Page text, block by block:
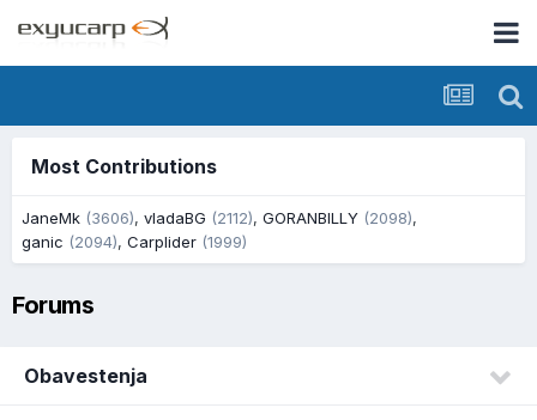
Most Contributions
JaneMk (3606), vladaBG (2112), GORANBILLY (2098),
ganic (2094), Carplider (1999)
Forums
Obavestenja